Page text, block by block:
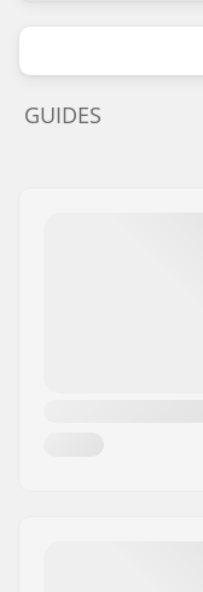
GUIDES